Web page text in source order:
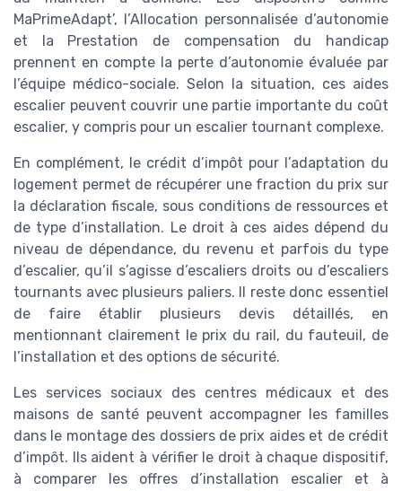
MaPrimeAdapt’, l’Allocation personnalisée d’autonomie
et la Prestation de compensation du handicap
prennent en compte la perte d’autonomie évaluée par
l’équipe médico-sociale. Selon la situation, ces aides
escalier peuvent couvrir une partie importante du coût
escalier, y compris pour un escalier tournant complexe.
En complément, le crédit d’impôt pour l’adaptation du
logement permet de récupérer une fraction du prix sur
la déclaration fiscale, sous conditions de ressources et
de type d’installation. Le droit à ces aides dépend du
niveau de dépendance, du revenu et parfois du type
d’escalier, qu’il s’agisse d’escaliers droits ou d’escaliers
tournants avec plusieurs paliers. Il reste donc essentiel
de faire établir plusieurs devis détaillés, en
mentionnant clairement le prix du rail, du fauteuil, de
l’installation et des options de sécurité.
Les services sociaux des centres médicaux et des
maisons de santé peuvent accompagner les familles
dans le montage des dossiers de prix aides et de crédit
d’impôt. Ils aident à vérifier le droit à chaque dispositif,
à comparer les offres d’installation escalier et à